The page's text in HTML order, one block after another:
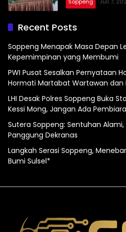
Recent Posts
Soppeng Menapak Masa Depan
Kepemimpinan yang Membumi
PWI Pusat Sesalkan Pernyataan
Hormati Martabat Wartawan dan
LHI Desak Polres Soppeng Buka
Kessi Mong, Jangan Ada
Sutera Soppeng: Sentuhan
Panggung Dekranas
Langkah Serasi Soppeng,
Bumi Sulsel*